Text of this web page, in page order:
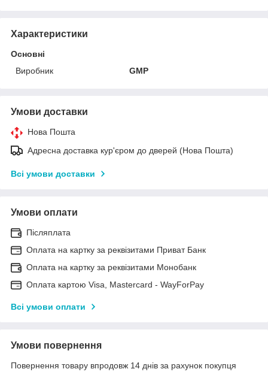
Характеристики
Основні
Виробник
GMP
Умови доставки
Нова Пошта
Адресна доставка кур'єром до дверей (Нова Пошта)
Всі умови доставки
Умови оплати
Післяплата
Оплата на картку за реквізитами Приват Банк
Оплата на картку за реквізитами Монобанк
Оплата картою Visa, Mastercard - WayForPay
Всі умови оплати
Умови повернення
Повернення товару впродовж 14 днів за рахунок покупця